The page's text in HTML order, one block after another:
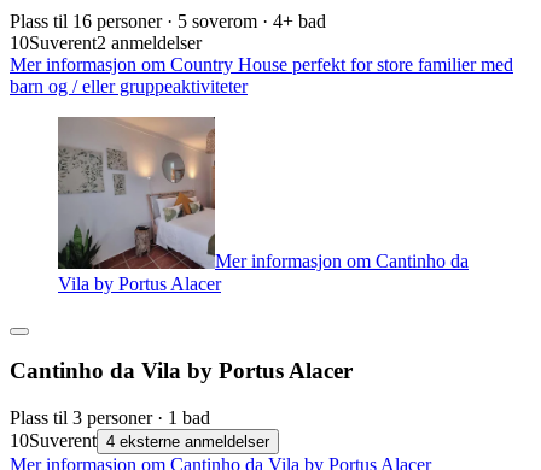
Plass til 16 personer · 5 soverom · 4+ bad
10Suverent2 anmeldelser
Mer informasjon om Country House perfekt for store familier med
barn og / eller gruppeaktiviteter
Mer informasjon om Cantinho da
Vila by Portus Alacer
Cantinho da Vila by Portus Alacer
Plass til 3 personer · 1 bad
10Suverent 4 eksterne anmeldelser
Mer informasjon om Cantinho da Vila by Portus Alacer